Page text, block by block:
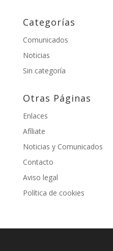
Categorías
Comunicados
Noticias
Sin categoría
Otras Páginas
Enlaces
Afíliate
Noticias y Comunicados
Contacto
Aviso legal
Política de cookies